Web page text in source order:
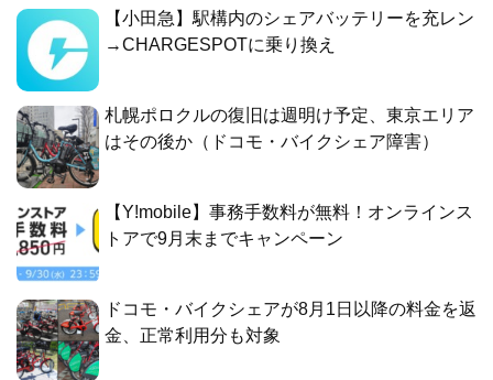
【小田急】駅構内のシェアバッテリーを充レン
→CHARGESPOTに乗り換え
札幌ポロクルの復旧は週明け予定、東京エリア
はその後か（ドコモ・バイクシェア障害）
【Y!mobile】事務手数料が無料！オンラインス
トアで9月末までキャンペーン
ドコモ・バイクシェアが8月1日以降の料金を返
金、正常利用分も対象